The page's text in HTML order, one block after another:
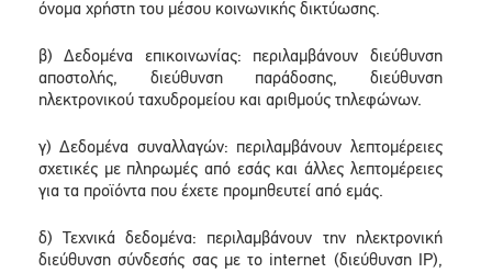
όνομα χρήστη του μέσου κοινωνικής δικτύωσης.
β) Δεδομένα επικοινωνίας: περιλαμβάνουν διεύθυνση
αποστολής, διεύθυνση παράδοσης, διεύθυνση
ηλεκτρονικού ταχυδρομείου και αριθμούς τηλεφώνων.
γ) Δεδομένα συναλλαγών: περιλαμβάνουν λεπτομέρειες
σχετικές με πληρωμές από εσάς και άλλες λεπτομέρειες
για τα προϊόντα που έχετε προμηθευτεί από εμάς.
δ) Τεχνικά δεδομένα: περιλαμβάνουν την ηλεκτρονική
διεύθυνση σύνδεσής σας με το internet (διεύθυνση IP),